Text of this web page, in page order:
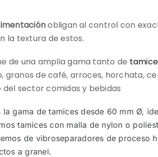
obligan al control con
la textura de estos.
de una amplia gama tanto de
granos de café, arroces, horchata,
sector comidas y bebidas
gama de tamices desde 60 mm Ø,
tamices con malla de nylon o
de vibroseparadores de proceso
a granel.